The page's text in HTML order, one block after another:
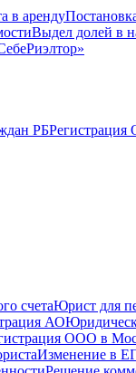
в аренду
Выдел долей в
РБРегистрация
счетаЮрист для
АО
ООО в
Изменение в